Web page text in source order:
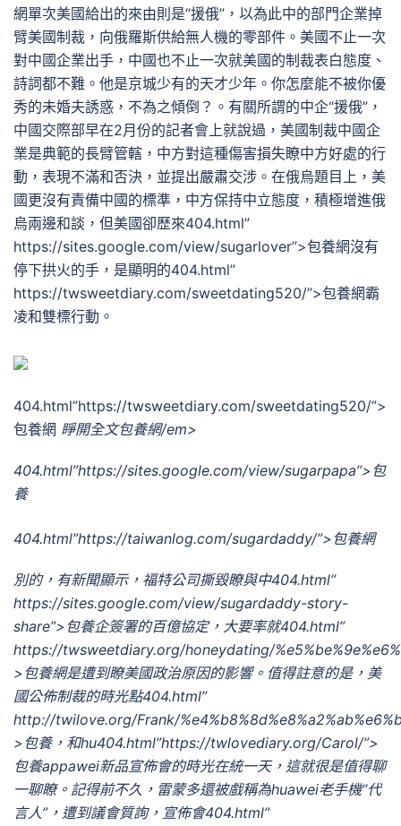
網單次美國給出的來由則是“援俄”，以為此中的部門企業掉
臂美國制裁，向俄羅斯供給無人機的零部件。美國不止一次
對中國企業出手，中國也不止一次就美國的制裁表白態度、
詩詞都不難。他是京城少有的天才少年。你怎麼能不被你優
秀的未婚夫誘惑，不為之傾倒？。有關所謂的中企“援俄”，
中國交際部早在2月份的記者會上就說過，美國制裁中國企
業是典範的長臂管轄，中方對這種傷害損失瞭中方好處的行
動，表現不滿和否決，並提出嚴肅交涉。在俄烏題目上，美
國更沒有責備中國的標準，中方保持中立態度，積極增進俄
烏兩邊和談，但美國卻歷來404.html”
https://sites.google.com/view/sugarlover”>包養網沒有
停下拱火的手，是顯明的404.html”
https://twsweetdiary.com/sweetdating520/”>包養網霸
凌和雙標行動。
404.html”https://twsweetdiary.com/sweetdating520/”>
包養網 睜開全文包養網/em>
404.html”https://sites.google.com/view/sugarpapa”>包
養
404.html”https://taiwanlog.com/sugardaddy/”>包養網
別的，有新聞顯示，福特公司撕毀瞭與中404.html”
https://sites.google.com/view/sugardaddy-story-
share”>包養企簽署的百億協定，大要率就404.html”
https://twsweetdiary.org/honeydating/
>包養網是遭到瞭美國政治原因的影響。值得註意的是，美
國公佈制裁的時光點404.html”
http://twilove.org/Frank/
>包養，和hu404.html”https://twlovediary.org/Carol/”>
包養appawei新品宣佈會的時光在統一天，這就很是值得聊
一聊瞭。記得前不久，雷蒙多還被戲稱為huawei老手機“代
言人”，遭到議會質詢，宣佈會404.html”